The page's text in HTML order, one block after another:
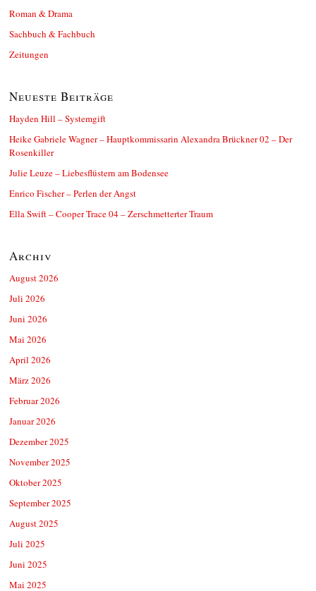
Roman & Drama
Sachbuch & Fachbuch
Zeitungen
Neueste Beiträge
Hayden Hill – Systemgift
Heike Gabriele Wagner – Hauptkommissarin Alexandra Brückner 02 – Der
Rosenkiller
Julie Leuze – Liebesflüstern am Bodensee
Enrico Fischer – Perlen der Angst
Ella Swift – Cooper Trace 04 – Zerschmetterter Traum
Archiv
August 2026
Juli 2026
Juni 2026
Mai 2026
April 2026
März 2026
Februar 2026
Januar 2026
Dezember 2025
November 2025
Oktober 2025
September 2025
August 2025
Juli 2025
Juni 2025
Mai 2025